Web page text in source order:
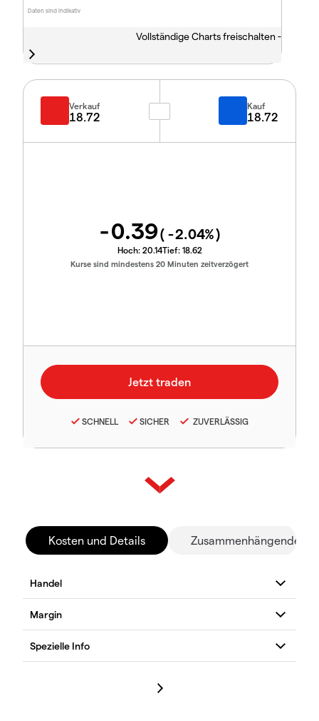
Daten sind indikativ
Vollständige Charts freischalten -
Verkauf
18.72
Kauf
18.72
-0.39( -2.04%)
Hoch: 20.14Tief: 18.62
Kurse sind mindestens 20 Minuten zeitverzögert
SCHNELL SICHER ZUVERLÄSSIG
Kosten und Details Zusammenhängende